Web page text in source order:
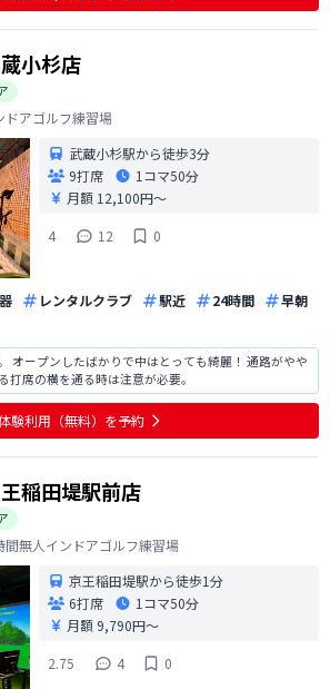
小杉店
ドアゴルフ練習場
武蔵小杉駅から徒歩3分
9打席
1コマ50分
月額 12,100円〜
4
12 0
レンタルクラブ 駅近 24時間
早朝
オープンしたばかりで中はとっても綺麗！ 通路がやや
打席の横を通る時は注意が必要。
験利用（無料）を予約
稲田堤駅前店
無人インドアゴルフ練習場
京王稲田堤駅から徒歩1分
6打席
1コマ50分
月額 9,790円〜
2.75
4 0